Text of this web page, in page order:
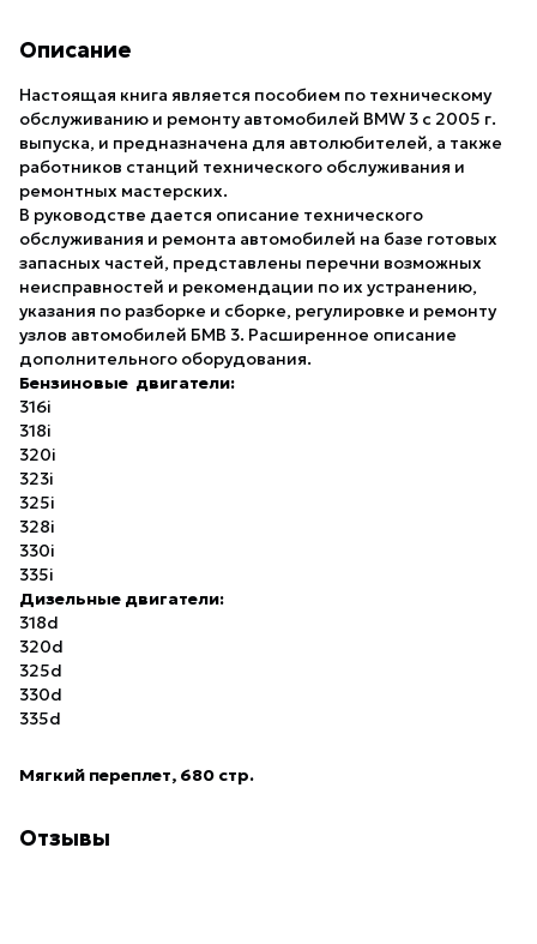
Описание
Настоящая книга является пособием по техническому
обслуживанию и ремонту автомобилей BMW 3 с 2005 г.
выпуска, и предназначена для автолюбителей, а также
работников станций технического обслуживания и
ремонтных мастерских.
В руководстве дается описание технического
обслуживания и ремонта автомобилей на базе готовых
запасных частей, представлены перечни возможных
неисправностей и рекомендации по их устранению,
указания по разборке и сборке, регулировке и ремонту
узлов автомобилей БМВ 3. Расширенное описание
дополнительного оборудования.
Бензиновые двигатели:
316i
318i
320i
323i
325i
328i
330i
335i
Дизельные двигатели:
318d
320d
325d
330d
335d
Мягкий переплет, 680 стр.
Отзывы